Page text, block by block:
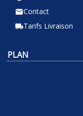
emailContact
local_shippingTarifs Livraison
PLAN